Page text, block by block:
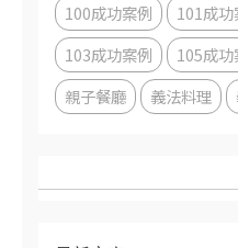
100成功案例
101成功
103成功案例
105成功
親子餐廳
義法料理